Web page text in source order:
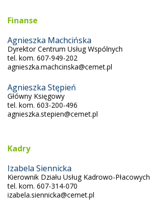
Finanse
Agnieszka Machcińska
Dyrektor Centrum Usług Wspólnych
tel. kom. 607-949-202
agnieszka.machcinska@cemet.pl
Agnieszka Stępień
Główny Księgowy
tel. kom. 603-200-496
agnieszka.stepien@cemet.pl
Kadry
Izabela Siennicka
Kierownik Działu Usług Kadrowo-Płacowych
tel. kom. 607-314-070
izabela.siennicka@cemet.pl